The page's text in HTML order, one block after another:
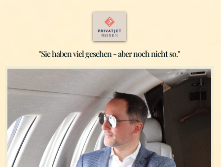
"Sie haben viel gesehen - aber noch nicht so."